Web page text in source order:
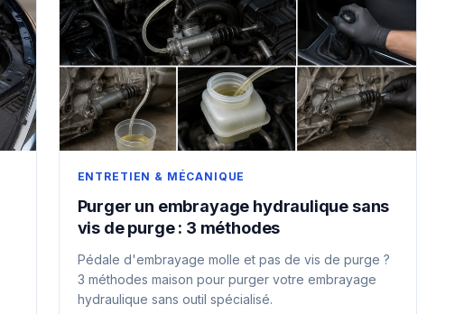
ENTRETIEN & MÉCANIQUE
Purger un embrayage hydraulique sans
vis de purge : 3 méthodes
Pédale d'embrayage molle et pas de vis de purge ?
3 méthodes maison pour purger votre embrayage
hydraulique sans outil spécialisé.